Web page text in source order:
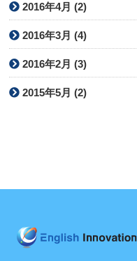
2016年4月 (2)
2016年3月 (4)
2016年2月 (3)
2015年5月 (2)